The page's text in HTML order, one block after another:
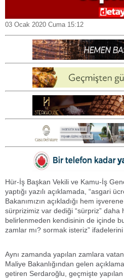
03 Ocak 2020 Cuma 15:12
Hür-İş Başkan Vekili ve Kamu-İş
yaptığı yazılı açıklamada, “asgari
Bakanımızın açıkladığı hem
sürprizimiz var dediği “sürpriz” daha
belirlenmeden kendisinin de içinde
zamlar mı? sormak isteriz” ifadelerini
Aynı zamanda yapılan zamlara
Maliye Bakanlığından gelen
getiren Serdaroğlu, geçmişte yapılan